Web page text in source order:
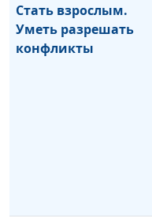
Стать взрослым.
Уметь разрешать
конфликты